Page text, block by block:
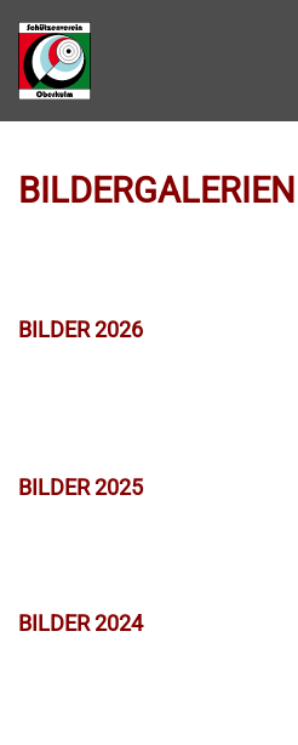
Zum Hauptinhalt springen
BILDERGALERIEN
BILDER 2026
BILDER 2025
BILDER 2024